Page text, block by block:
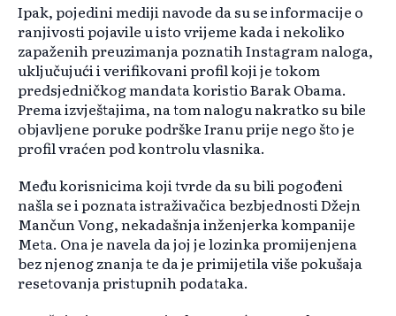
Ipak, pojedini mediji navode da su se informacije o
ranjivosti pojavile u isto vrijeme kada i nekoliko
zapaženih preuzimanja poznatih Instagram naloga,
uključujući i verifikovani profil koji je tokom
predsjedničkog mandata koristio Barak Obama.
Prema izvještajima, na tom nalogu nakratko su bile
objavljene poruke podrške Iranu prije nego što je
profil vraćen pod kontrolu vlasnika.
Među korisnicima koji tvrde da su bili pogođeni
našla se i poznata istraživačica bezbjednosti Džejn
Mančun Vong, nekadašnja inženjerka kompanije
Meta. Ona je navela da joj je lozinka promijenjena
bez njenog znanja te da je primijetila više pokušaja
resetovanja pristupnih podataka.